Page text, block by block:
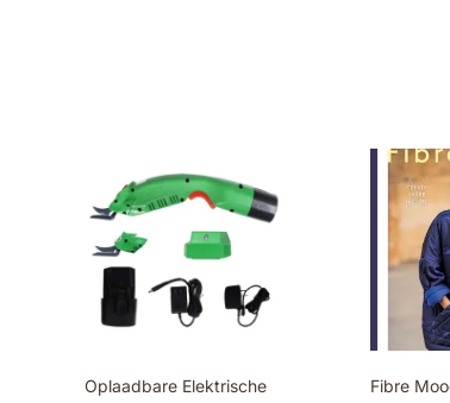
Oplaadbare Elektrische
Fibre